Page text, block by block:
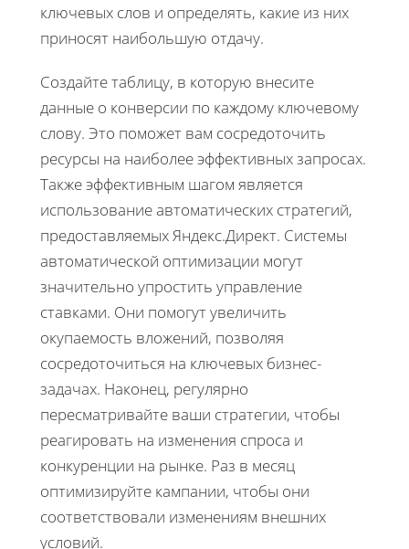
ключевых слов и определять, какие из них
приносят наибольшую отдачу.
Создайте таблицу, в которую внесите
данные о конверсии по каждому ключевому
слову. Это поможет вам сосредоточить
ресурсы на наиболее эффективных запросах.
Также эффективным шагом является
использование автоматических стратегий,
предоставляемых Яндекс.Директ. Системы
автоматической оптимизации могут
значительно упростить управление
ставками. Они помогут увеличить
окупаемость вложений, позволяя
сосредоточиться на ключевых бизнес-
задачах. Наконец, регулярно
пересматривайте ваши стратегии, чтобы
реагировать на изменения спроса и
конкуренции на рынке. Раз в месяц
оптимизируйте кампании, чтобы они
соответствовали изменениям внешних
условий.